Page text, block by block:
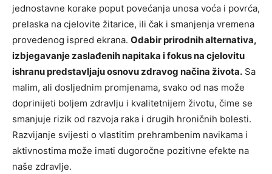
jednostavne korake poput povećanja unosa voća i povrća,
prelaska na cjelovite žitarice, ili čak i smanjenja vremena
provedenog ispred ekrana. Odabir prirodnih alternativa,
izbjegavanje zaslađenih napitaka i fokus na cjelovitu
ishranu predstavljaju osnovu zdravog načina života. Sa
malim, ali dosljednim promjenama, svako od nas može
doprinijeti boljem zdravlju i kvalitetnijem životu, čime se
smanjuje rizik od razvoja raka i drugih hroničnih bolesti.
Razvijanje svijesti o vlastitim prehrambenim navikama i
aktivnostima može imati dugoročne pozitivne efekte na
naše zdravlje.